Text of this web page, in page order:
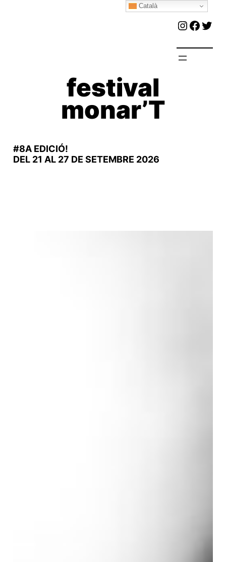
festival
monar’T
#8A EDICIÓ!
DEL 21 AL 27 DE SETEMBRE 2026
Català